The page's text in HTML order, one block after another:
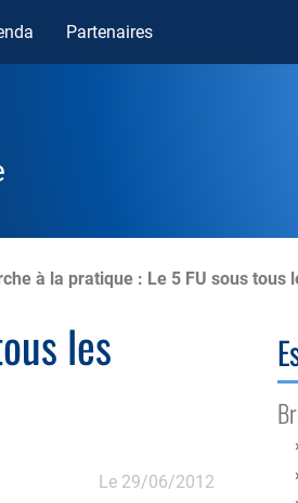
Partenaires
à la pratique : Le 5 FU sous tous
les
Le 29/06/2012